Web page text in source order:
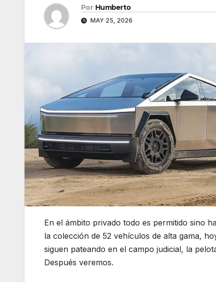
Por Humberto
MAY 25, 2026
En el ámbito privado todo es permitido sino
la colección de 52 vehículos de alta gama,
siguen pateando en el campo judicial, la
Después veremos.